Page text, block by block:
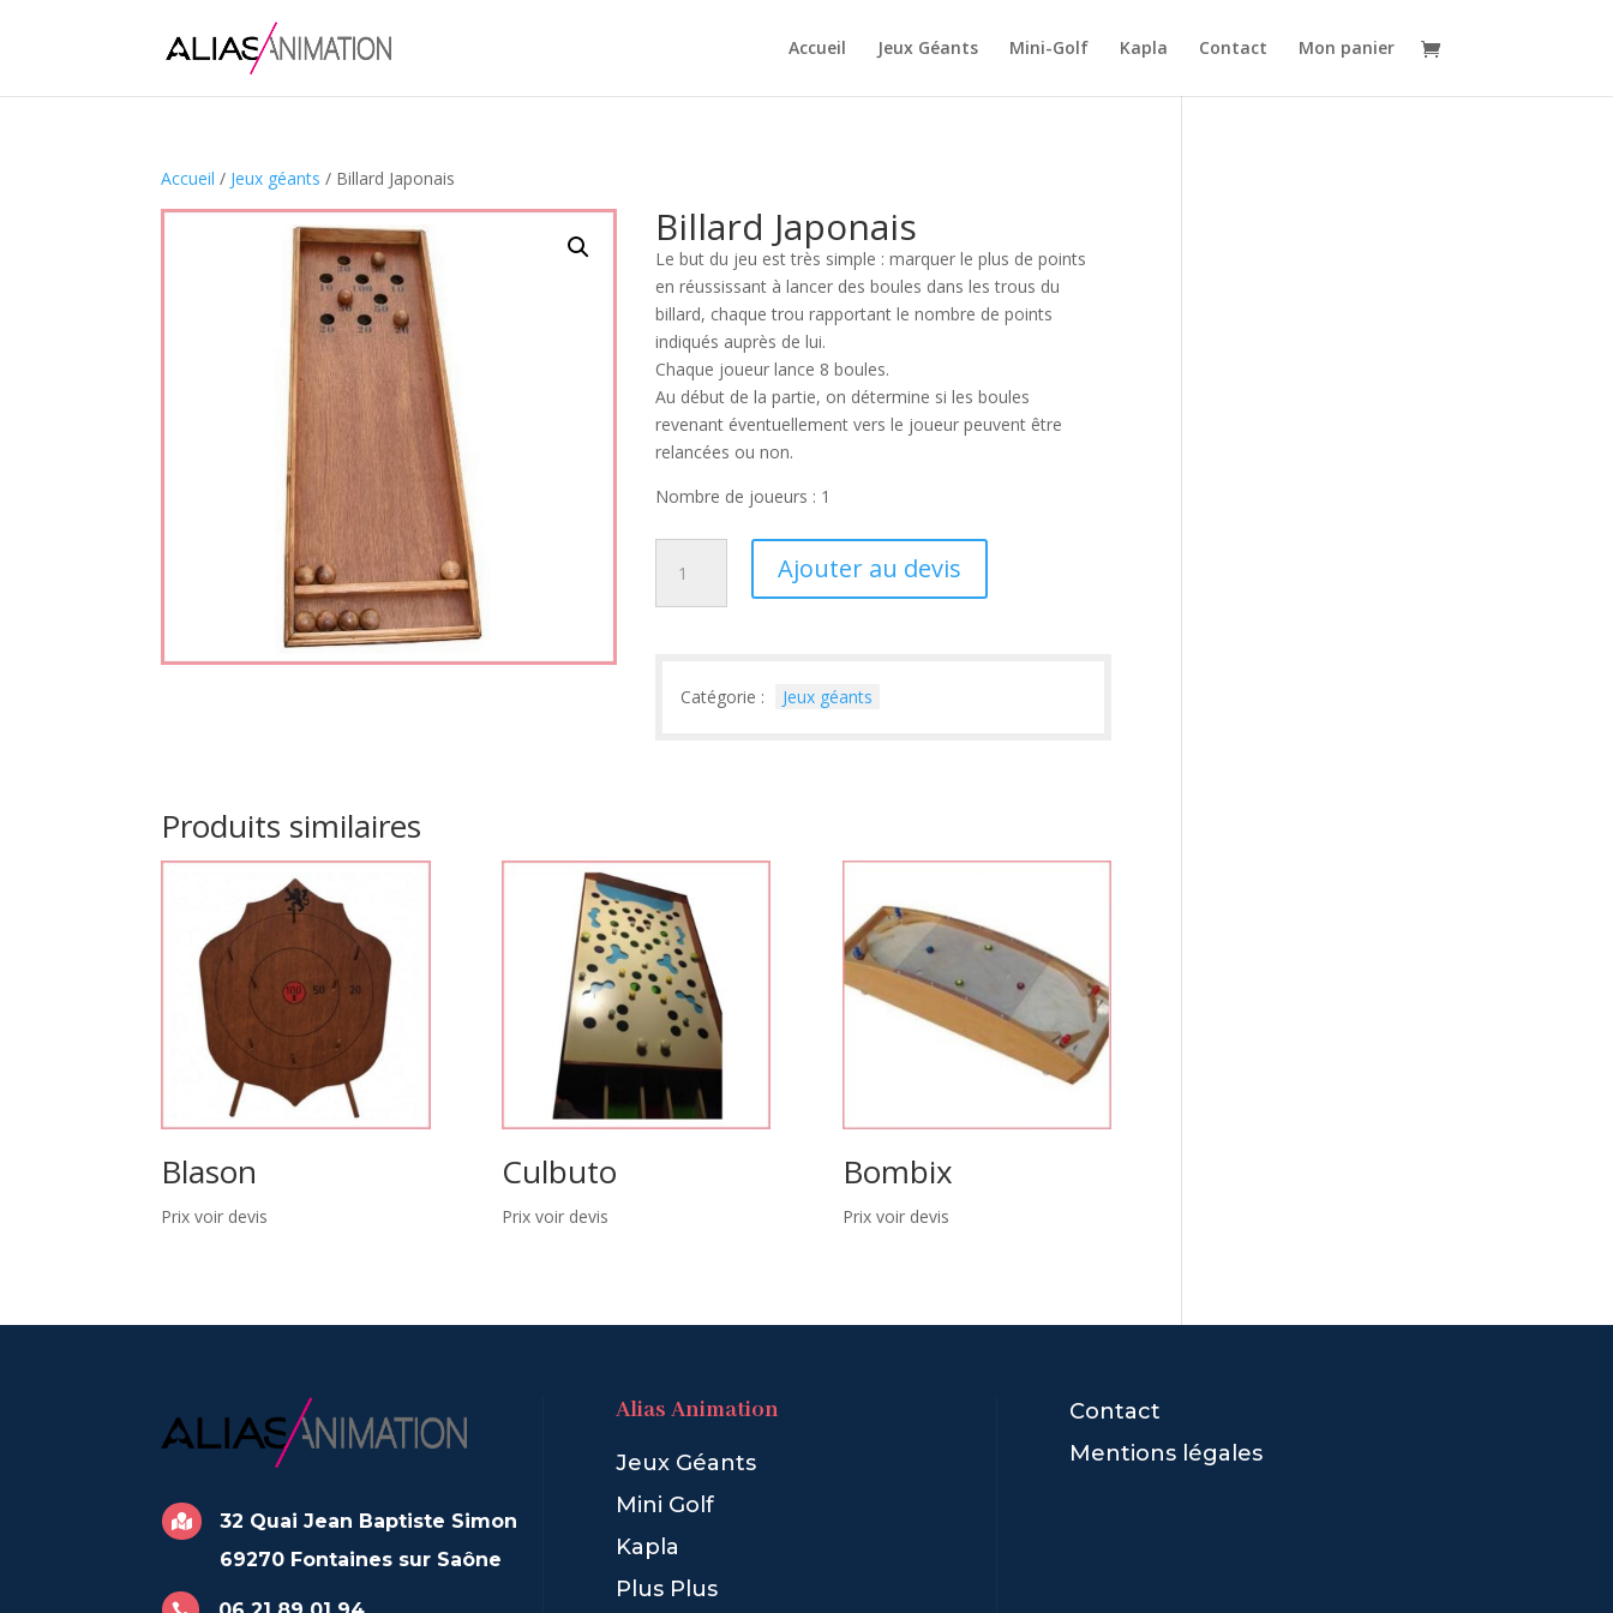
Accueil Jeux Géants Mini-Golf Kapla Contact Mon panier
Accueil / Jeux géants / Billard Japonais
Billard Japonais
Le but du jeu est très simple : marquer le plus de points
en réussissant à lancer des boules dans les trous du
billard, chaque trou rapportant le nombre de points
indiqués auprès de lui.
Chaque joueur lance 8 boules.
Au début de la partie, on détermine si les boules
revenant éventuellement vers le joueur peuvent être
relancées ou non.
Nombre de joueurs : 1
Billard
Ajouter au devis
Catégorie : Jeux géants
Produits similaires
Blason
Prix voir devis
Culbuto
Prix voir devis
Bombix
Prix voir devis

32 Quai Jean Baptiste Simon
69270 Fontaines sur Saône
Alias Animation
Jeux Géants
Mini Golf
Kapla
Plus Plus
Contact
Mentions légales